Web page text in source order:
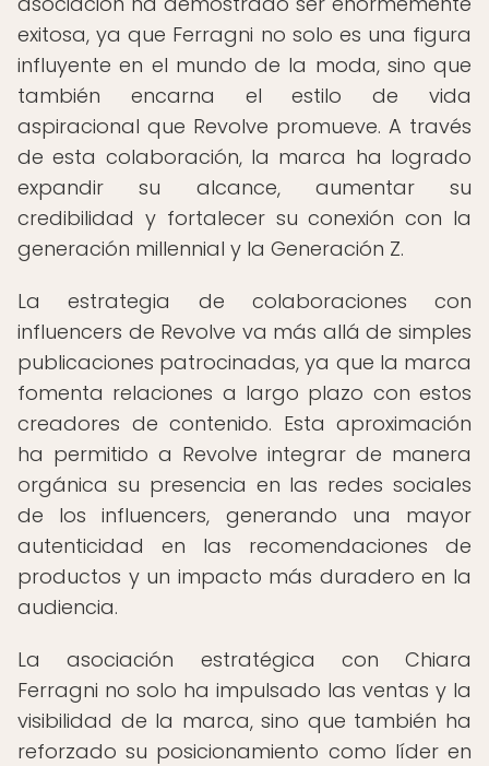
exitosa, ya que Ferragni no solo es una figura
influyente en el mundo de la moda, sino que
también encarna el estilo de vida
aspiracional que Revolve promueve. A través
de esta colaboración, la marca ha logrado
expandir su alcance, aumentar su
credibilidad y fortalecer su conexión con la
generación millennial y la Generación Z.
La estrategia de colaboraciones con
influencers de Revolve va más allá de simples
publicaciones patrocinadas, ya que la marca
fomenta relaciones a largo plazo con estos
creadores de contenido. Esta aproximación
ha permitido a Revolve integrar de manera
orgánica su presencia en las redes sociales
de los influencers, generando una mayor
autenticidad en las recomendaciones de
productos y un impacto más duradero en la
audiencia.
La asociación estratégica con Chiara
Ferragni no solo ha impulsado las ventas y la
visibilidad de la marca, sino que también ha
reforzado su posicionamiento como líder en